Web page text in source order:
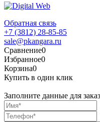
Обратная связь
+7 (3812) 28-85-85
sale@pkangara.ru
Сравнение0
Избранное0
Корзина0
Купить в один клик
Заполните данные для